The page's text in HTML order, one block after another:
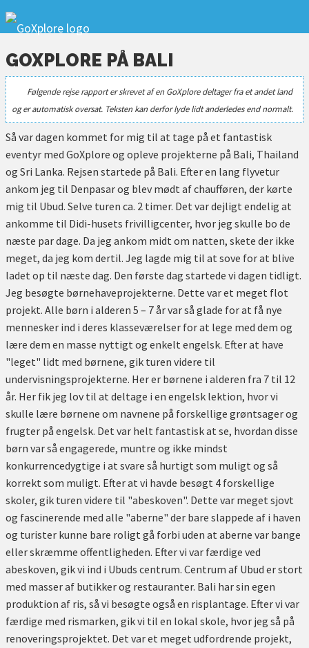
GOXPLORE PÅ BALI
Følgende rejse rapport er skrevet af en GoXplore deltager fra et andet land
og er automatisk oversat. Teksten kan derfor lyde lidt anderledes end normalt.
Så var dagen kommet for mig til at tage på et fantastisk
eventyr med GoXplore og opleve projekterne på Bali, Thailand
og Sri Lanka. Rejsen startede på Bali. Efter en lang flyvetur
ankom jeg til Denpasar og blev mødt af chaufføren, der kørte
mig til Ubud. Selve turen ca. 2 timer. Det var dejligt endelig at
ankomme til Didi-husets frivilligcenter, hvor jeg skulle bo de
næste par dage. Da jeg ankom midt om natten, skete der ikke
meget, da jeg kom dertil. Jeg lagde mig til at sove for at blive
ladet op til næste dag. Den første dag startede vi dagen tidligt.
Jeg besøgte børnehaveprojekterne. Dette var et meget flot
projekt. Alle børn i alderen 5 – 7 år var så glade for at få nye
mennesker ind i deres klasseværelser for at lege med dem og
lære dem en masse nyttigt og enkelt engelsk. Efter at have
"leget" lidt med børnene, gik turen videre til
undervisningsprojekterne. Her er børnene i alderen fra 7 til 12
år. Her fik jeg lov til at deltage i en engelsk lektion, hvor vi
skulle lære børnene om navnene på forskellige grøntsager og
frugter på engelsk. Det var helt fantastisk at se, hvordan disse
børn var så engagerede, muntre og ikke mindst
konkurrencedygtige i at svare så hurtigt som muligt og så
korrekt som muligt. Efter at vi havde besøgt 4 forskellige
skoler, gik turen videre til "abeskoven". Dette var meget sjovt
og fascinerende med alle "aberne" der bare slappede af i haven
og turister kunne bare roligt gå forbi uden at aberne var bange
eller skræmme offentligheden. Efter vi var færdige ved
abeskoven, gik vi ind i Ubuds centrum. Centrum af Ubud er stort
med masser af butikker og restauranter. Bali har sin egen
produktion af ris, så vi besøgte også en risplantage. Efter vi var
færdige med rismarken, gik vi til en lokal skole, hvor jeg så på
renoveringsprojektet. Det var et meget udfordrende projekt,